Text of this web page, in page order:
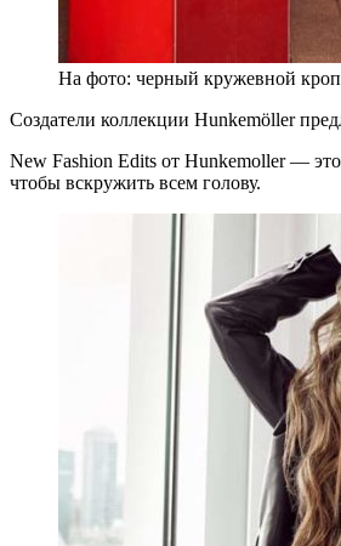
На фото: черный кружевной
Создатели коллекции Hunkemöller
New Fashion Edits от Hunkemoller —
чтобы вскружить всем голову.